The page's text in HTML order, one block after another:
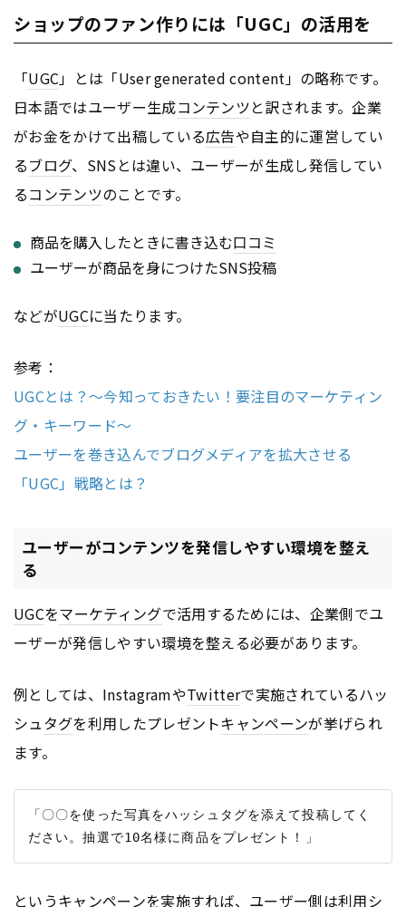
ショップのファン作りには「UGC」の活用を
「UGC」とは「User generated content」の略称です。
日本語ではユーザー生成コンテンツと訳されます。企業
がお金をかけて出稿している広告や自主的に運営してい
るブログ、SNSとは違い、ユーザーが生成し発信してい
るコンテンツのことです。
商品を購入したときに書き込む口コミ
ユーザーが商品を身につけたSNS投稿
などがUGCに当たります。
参考：
UGCとは？～今知っておきたい！要注目のマーケティン
グ・キーワード～
ユーザーを巻き込んでブログメディアを拡大させる
「UGC」戦略とは？
ユーザーがコンテンツを発信しやすい環境を整え
る
UGCをマーケティングで活用するためには、企業側でユ
ーザーが発信しやすい環境を整える必要があります。
例としては、InstagramやTwitterで実施されているハッ
シュタグを利用したプレゼントキャンペーンが挙げられ
ます。
「〇〇を使った写真をハッシュタグを添えて投稿してく
というキャンペーンを実施すれば、ユーザー側は利用シ